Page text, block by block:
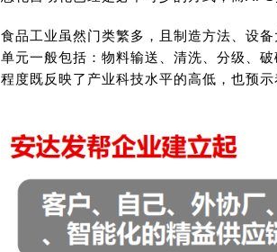
食品工业虽然门类繁多，且制造方法、设
单元一般包括：物料输送、清洗、分级、
程度既反映了产业科技水平的高低，也预